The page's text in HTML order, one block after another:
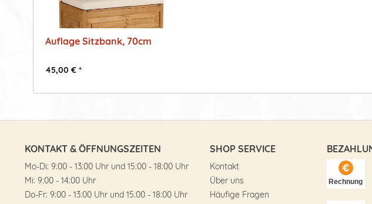
Auflage Sitzbank, 70cm
45,00 € *
KONTAKT & ÖFFNUNGSZEITEN
Mo-Di: 9:00 - 13:00 Uhr und 15:00 - 18:00 Uhr
Mi: 9:00 - 14:00 Uhr
Do-Fr: 9:00 - 13:00 Uhr und 15:00 - 18:00 Uhr
SHOP SERVICE
Kontakt
Über uns
Häufige Fragen